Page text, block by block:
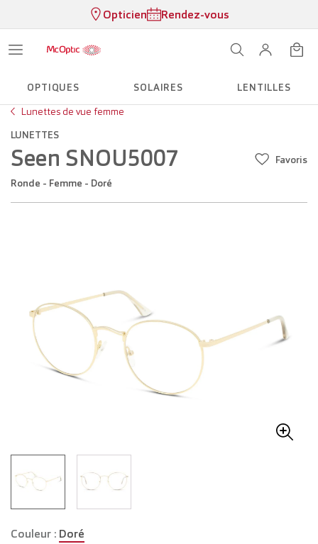
Opticien Rendez-vous
OPTIQUES SOLAIRES
LENTILLES
Lunettes de vue femme
LUNETTES
Seen SNOU5007
Ronde - Femme - Doré
Favoris
Couleur : Doré